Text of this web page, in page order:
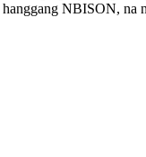
NBISON, na